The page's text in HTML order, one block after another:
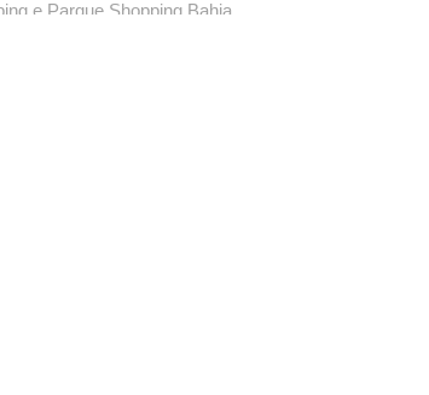
e Parque Shopping Bahia.